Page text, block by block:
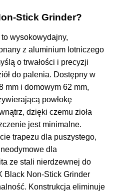
Stick Grinder?
wysokowydajny,
z aluminium lotniczego
o trwałości i precyzji
do palenia. Dostępny w
mm i domowym 62 mm,
powłokę
dzięki czemu zioła
jest minimalne.
trapezu dla puszystego,
dla
ze stali nierdzewnej do
Black Non-Stick Grinder
Konstrukcja eliminuje